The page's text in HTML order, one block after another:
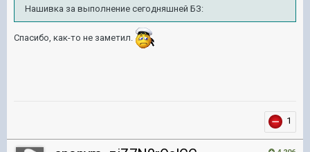
Нашивка за выполнение сегодняшней БЗ:
Спасибо, как-то не заметил.
1